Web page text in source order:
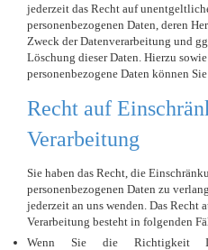
jederzeit das Recht auf
personenbezogenen Daten, deren
Zweck der Datenverarbeitung und
Löschung dieser Daten. Hierzu
personenbezogene Daten können
Recht auf
Verarbeitung
Sie haben das Recht, die
personenbezogenen Daten zu
jederzeit an uns wenden. Das Recht
Verarbeitung besteht in folgenden
Wenn Sie die Richtigkeit